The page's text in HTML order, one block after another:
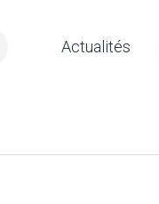
Actualités